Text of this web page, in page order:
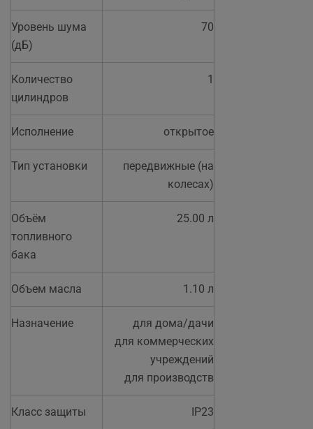
Уровень шума
(дБ)
70
Количество
цилиндров
1
Исполнение открытое
Тип установки
передвижные (на
колесах)
Объём
топливного
бака
25.00 л
Объем масла 1.10 л
Назначение
для дома/дачи
для коммерческих
учреждений
для производств
Класс защиты IP23